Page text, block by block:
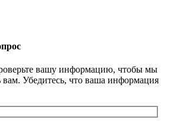
вашу информацию, чтобы мы
вам. Убедитесь, что ваша информация